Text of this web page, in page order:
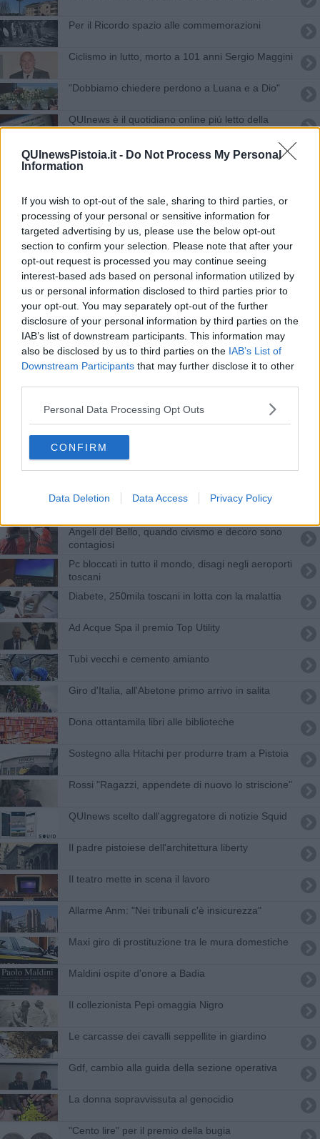
QUInewsPistoia.it - Do Not Process My Personal
Information
If you wish to opt-out of the sale, sharing to third parties, or
processing of your personal or sensitive information for
targeted advertising by us, please use the below opt-out
section to confirm your selection. Please note that after your
opt-out request is processed you may continue seeing
interest-based ads based on personal information utilized by
us or personal information disclosed to third parties prior to
your opt-out. You may separately opt-out of the further
disclosure of your personal information by third parties on the
IAB’s list of downstream participants. This information may
also be disclosed by us to third parties on the IAB’s List of
Downstream Participants that may further disclose it to other
Personal Data Processing Opt Outs
CONFIRM
Data Deletion Data Access Privacy Policy
Per il Ricordo spazio alle commemorazioni
Ciclismo in lutto, morto a 101 anni Sergio Maggini
"Dobbiamo chiedere perdono a Luana e a Dio"
QUInews è il quotidiano online piú letto della
Toscana
La sosta si paga sempre più digitale
Cibo, luce e gas, le città toscane più e meno care
Turismo, 14 toscane nella top 100 nazionale
Telefoni, mobili, elettrodomestici, toscani più
spendaccioni d'Italia
Ponte del 25 Aprile, 12 milioni in viaggio
Inflazione, due città toscane tra le più care d'Italia
Il gelato? In Toscana i coni più e meno caro
d'Italia
Quanti interrogatori in un anno? I numeri della
giustizia nelle città toscane
Inflazione, città toscana guida l'Italia dei rincari
Più pensionati che lavoratori, sorpasso vicino in
Inflazione, le città più care del 2023
Angeli del Bello, quando civismo e decoro sono
contagiosi
Pc bloccati in tutto il mondo, disagi negli aeroporti
toscani
Diabete, 250mila toscani in lotta con la malattia
Ad Acque Spa il premio Top Utility
Tubi vecchi e cemento amianto
Giro d'Italia, all'Abetone primo arrivo in salita
Dona ottantamila libri alle biblioteche
Sostegno alla Hitachi per produrre tram a Pistoia
Rossi "Ragazzi, appendete di nuovo lo striscione"
QUInews scelto dall'aggregatore di notizie Squid
Il padre pistoiese dell'architettura liberty
Il teatro mette in scena il lavoro
Allarme Anm: "Nei tribunali c'è insicurezza"
Maxi giro di prostituzione tra le mura domestiche
Maldini ospite d'onore a Badia
Il collezionista Pepi omaggia Nigro
Le carcasse dei cavalli seppellite in giardino
Gdf, cambio alla guida della sezione operativa
La donna sopravvissuta al genocidio
"Cento lire" per il premio della bugia